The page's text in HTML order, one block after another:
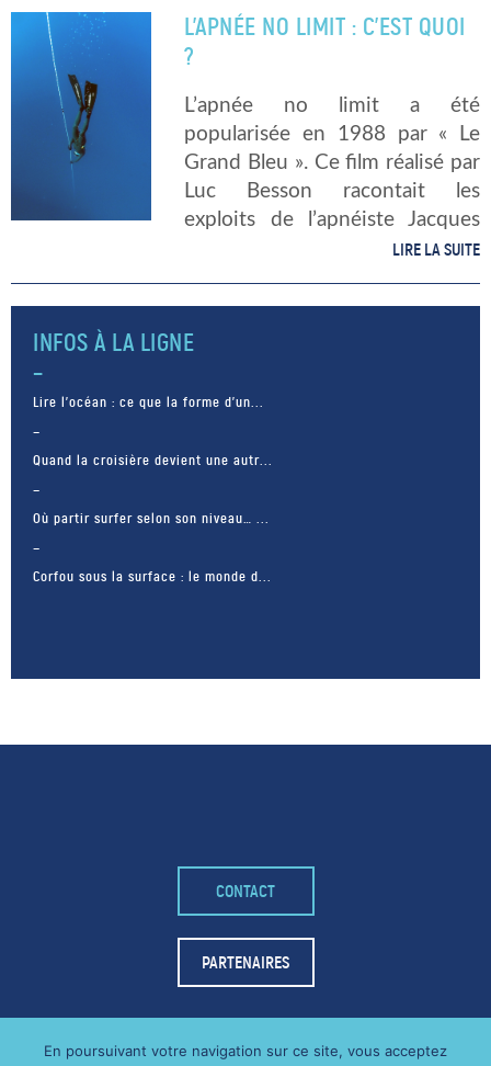
marins ! Les profondeurs de
l’océan […]
L’APNÉE NO LIMIT : C’EST QUOI
?
L’apnée no limit a été
popularisée en 1988 par « Le
Grand Bleu ». Ce film réalisé par
Luc Besson racontait les
exploits de l’apnéiste Jacques
Mayol. La discipline de l’apnée
téméraires désirant inscrire leur
nom sur […]
LIRE LA SUITE
INFOS À LA LIGNE
Lire l’océan : ce que la forme d’un...
Quand la croisière devient une autr...
Où partir surfer selon son niveau… ...
Corfou sous la surface : le monde d...
POUR LIKER
TA MER
J'AIME
CONTACT
PARTENAIRES
En poursuivant votre navigation sur ce site, vous acceptez